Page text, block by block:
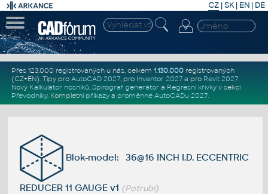
CZ | SK| EN | DE
Přes 123.000 registrovaných u nás, celkem 1.130.000registrovaných
(CZ+EN). Tipy pro AutoCAD 2027, pro Inventor 2027a pro Revit 2027.
Nový Kalkulátor nosníků, Spirograf generátor a Regresní křivkyv sekci
Převodníky. Kompletní příkazya proměnné AutoCADu 2027.
Blok-model: 36@16 INCH I.D. ECCENTRIC
REDUCER 11 GAUGE v1 (Potrubí)